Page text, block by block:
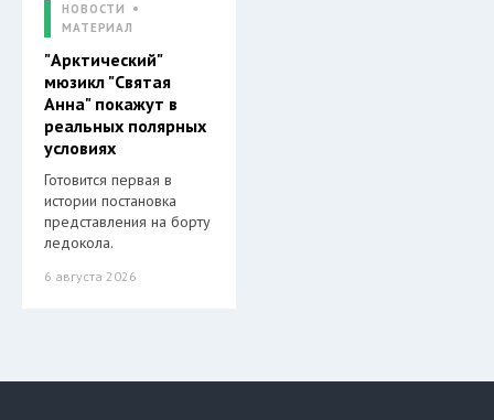
НОВОСТИ
МАТЕРИАЛ
"Арктический"
мюзикл "Святая
Анна" покажут в
реальных полярных
условиях
Готовится первая в
истории постановка
представления на борту
ледокола.
6 августа 2026